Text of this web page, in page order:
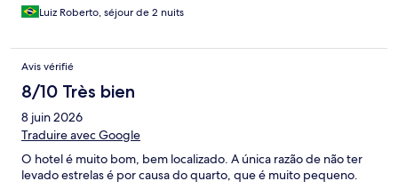
Luiz Roberto, séjour de 2 nuits
Avis vérifié
8/10 Très bien
8 juin 2026
Traduire avec Google
O hotel é muito bom, bem localizado. A única razão de não ter
levado estrelas é por causa do quarto, que é muito pequeno.